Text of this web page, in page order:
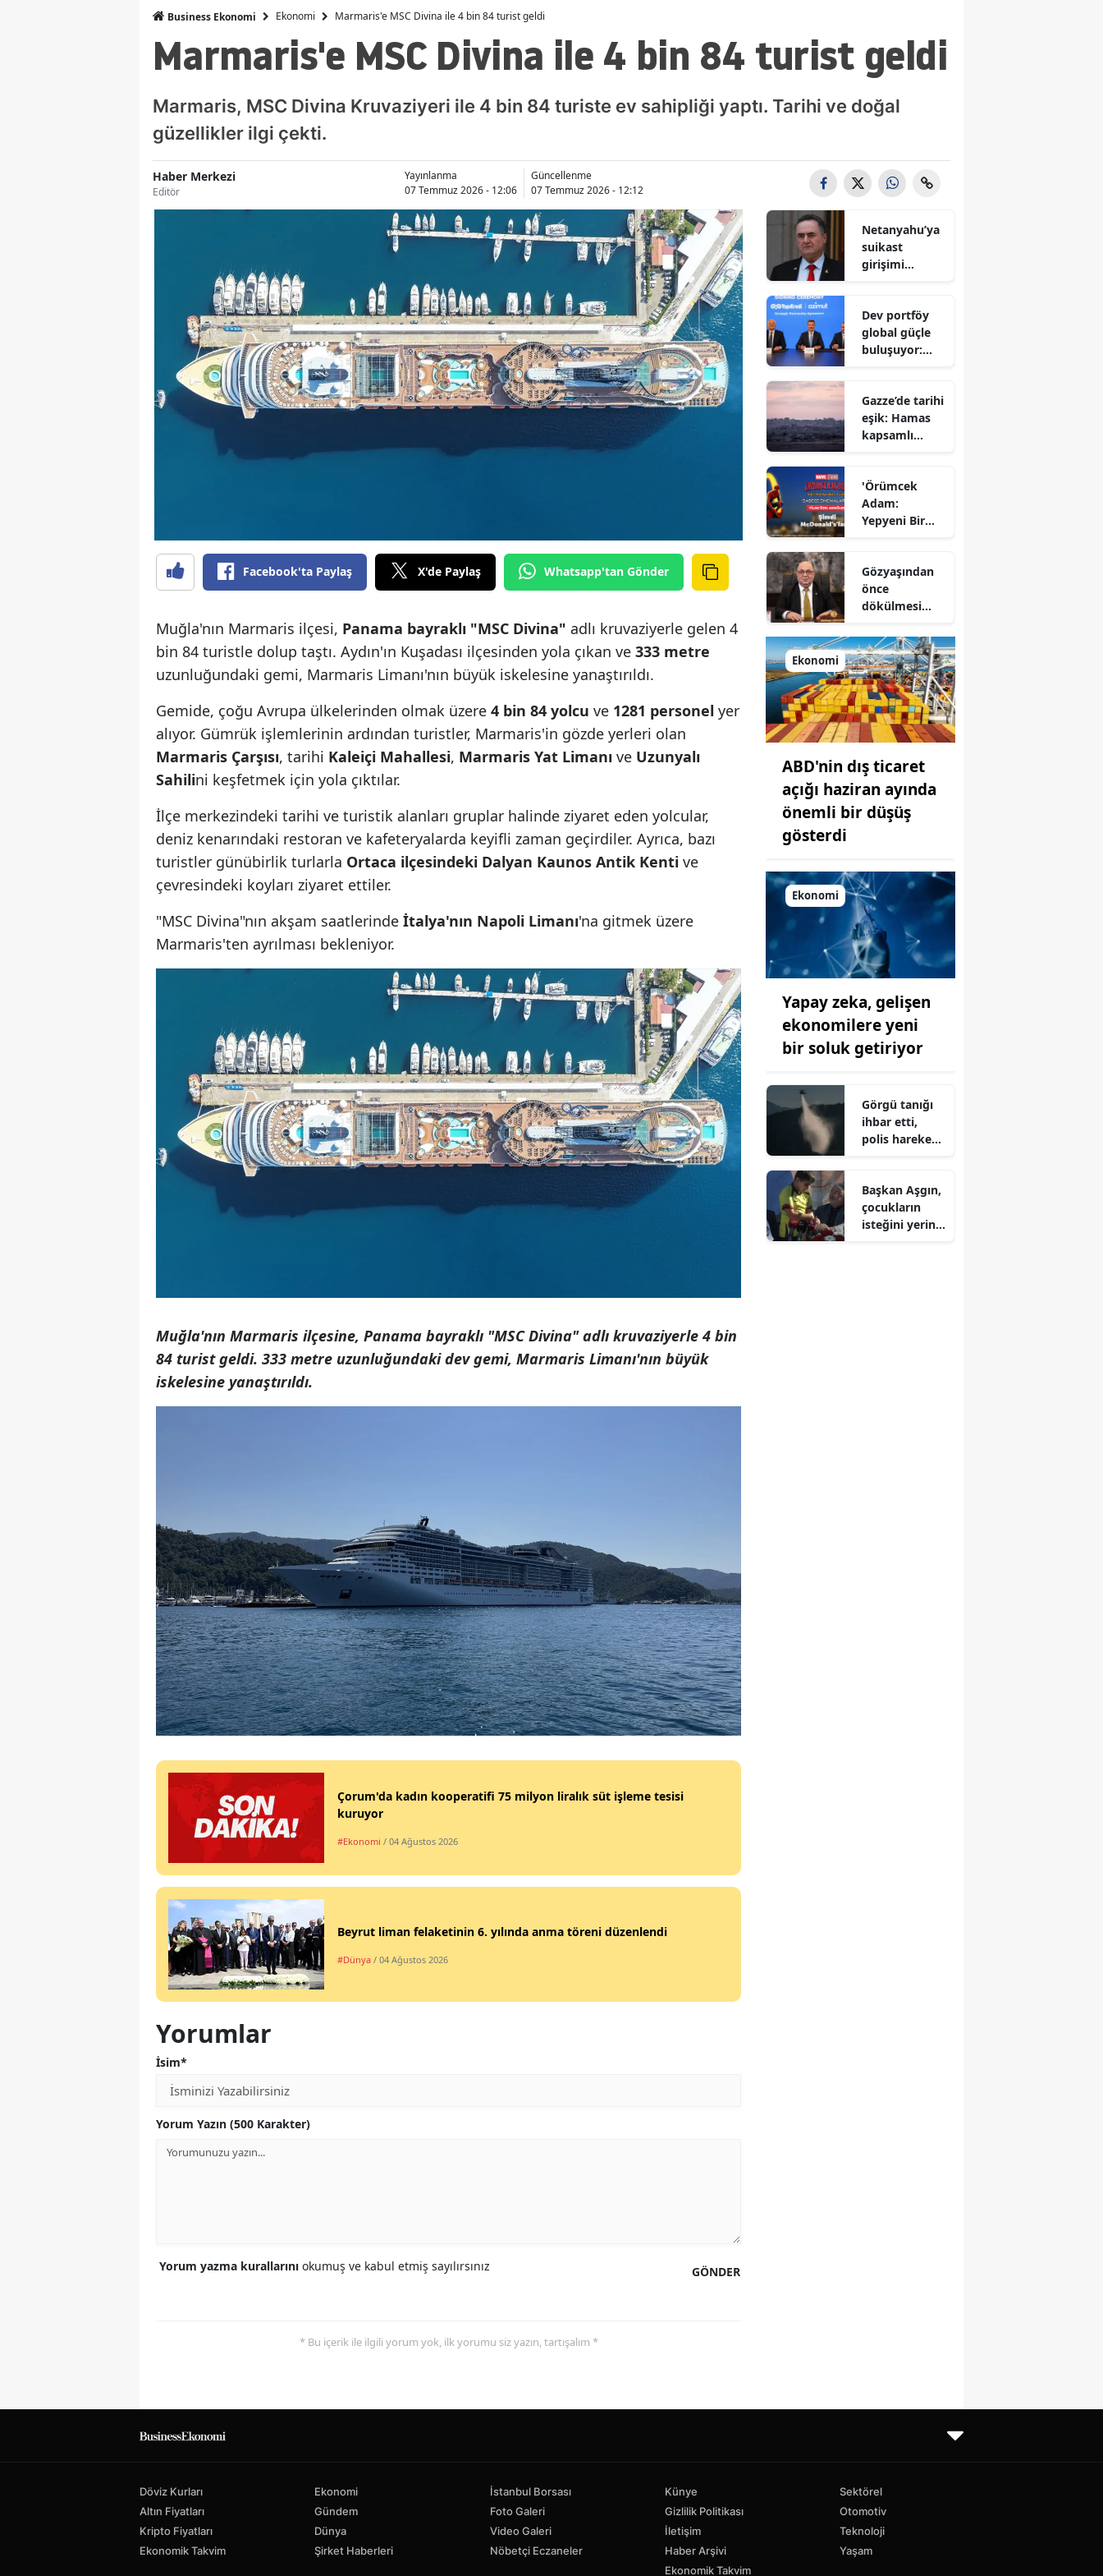
Business Ekonomi Ekonomi Marmaris'e MSC Divina ile 4 bin 84 turist geldi
Marmaris'e MSC Divina ile 4 bin 84 turist geldi
Marmaris, MSC Divina Kruvaziyeri ile 4 bin 84 turiste ev sahipliği yaptı. Tarihi ve doğal
güzellikler ilgi çekti.
Haber Merkezi
Editör
Yayınlanma
07 Temmuz 2026 - 12:06
Güncellenme
07 Temmuz 2026 - 12:12
Facebook'ta Paylaş X'de Paylaş Whatsapp'tan Gönder
Muğla'nın Marmaris ilçesi, Panama bayraklı "MSC Divina" adlı kruvaziyerle gelen 4
bin 84 turistle dolup taştı. Aydın'ın Kuşadası ilçesinden yola çıkan ve 333 metre
uzunluğundaki gemi, Marmaris Limanı'nın büyük iskelesine yanaştırıldı.
Gemide, çoğu Avrupa ülkelerinden olmak üzere 4 bin 84 yolcu ve 1281 personel yer
alıyor. Gümrük işlemlerinin ardından turistler, Marmaris'in gözde yerleri olan
Marmaris Çarşısı, tarihi Kaleiçi Mahallesi, Marmaris Yat Limanı ve Uzunyalı
Sahilini keşfetmek için yola çıktılar.
İlçe merkezindeki tarihi ve turistik alanları gruplar halinde ziyaret eden yolcular,
deniz kenarındaki restoran ve kafeteryalarda keyifli zaman geçirdiler. Ayrıca, bazı
turistler günübirlik turlarla Ortaca ilçesindeki Dalyan Kaunos Antik Kenti ve
çevresindeki koyları ziyaret ettiler.
"MSC Divina"nın akşam saatlerinde İtalya'nın Napoli Limanı'na gitmek üzere
Marmaris'ten ayrılması bekleniyor.
Muğla'nın Marmaris ilçesine, Panama bayraklı "MSC Divina" adlı kruvaziyerle 4 bin
84 turist geldi. 333 metre uzunluğundaki dev gemi, Marmaris Limanı'nın büyük
iskelesine yanaştırıldı.
Çorum'da kadın kooperatifi 75 milyon liralık süt işleme tesisi
kuruyor
#Ekonomi / 04 Ağustos 2026
Beyrut liman felaketinin 6. yılında anma töreni düzenlendi
#Dünya / 04 Ağustos 2026
Yorumlar
İsim*
Yorum Yazın (500 Karakter)
GÖNDER
Yorum yazma kurallarını okumuş ve kabul etmiş sayılırsınız
* Bu içerik ile ilgili yorum yok, ilk yorumu siz yazın, tartışalım *
Netanyahu’ya
suikast
girişimi
Bakanı
gizlenen
detayları
Dev portföy
global güçle
buluşuyor:
sıkıştı
Gazze’de tarihi
eşik: Hamas
kapsamlı
onayladı
'Örümcek
Adam:
Yepyeni Bir
şimdi
McDonald’s
Türkiye’de
Gözyaşından
önce
dökülmesi
Tarihin
milletlerin
önüne
koyduğu
ayna!
Ekonomi
ABD'nin dış ticaret
açığı haziran ayında
önemli bir düşüş
gösterdi
Ekonomi
Yapay zeka, gelişen
ekonomilere yeni
bir soluk getiriyor
Görgü tanığı
ihbar etti,
polis harekete
yangınında ilk
tutuklama
Başkan Aşgın,
çocukların
isteğini yerine
Döviz Kurları
Altın Fiyatları
Kripto Fiyatları
Ekonomik Takvim
Ekonomi
Gündem
Dünya
Şirket Haberleri
İstanbul Borsası
Foto Galeri
Video Galeri
Nöbetçi Eczaneler
Künye
Gizlilik Politikası
İletişim
Haber Arşivi
Ekonomik Takvim
Sektörel
Otomotiv
Teknoloji
Yaşam